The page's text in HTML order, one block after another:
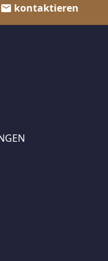
kontaktieren